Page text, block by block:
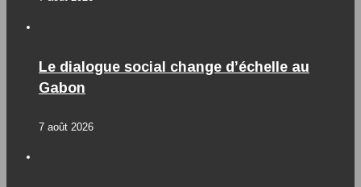
Le dialogue social change d’échelle au
Gabon
7 août 2026